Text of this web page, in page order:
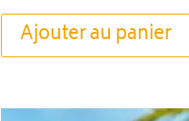
Ajouter au panier